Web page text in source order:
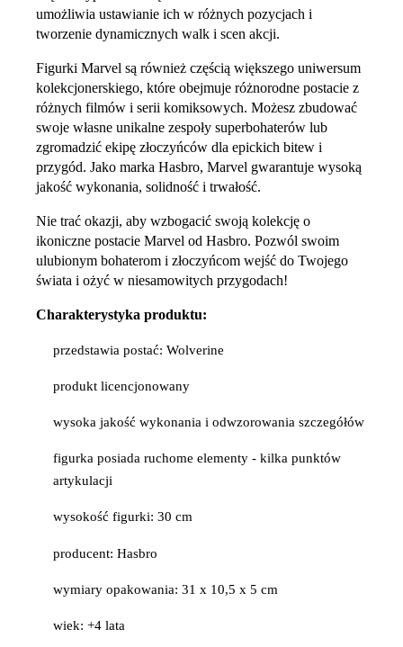
umożliwia ustawianie ich w różnych pozycjach i
tworzenie dynamicznych walk i scen akcji.
Figurki Marvel są również częścią większego uniwersum
kolekcjonerskiego, które obejmuje różnorodne postacie z
różnych filmów i serii komiksowych. Możesz zbudować
swoje własne unikalne zespoły superbohaterów lub
zgromadzić ekipę złoczyńców dla epickich bitew i
przygód. Jako marka Hasbro, Marvel gwarantuje wysoką
jakość wykonania, solidność i trwałość.
Nie trać okazji, aby wzbogacić swoją kolekcję o
ikoniczne postacie Marvel od Hasbro. Pozwól swoim
ulubionym bohaterom i złoczyńcom wejść do Twojego
świata i ożyć w niesamowitych przygodach!
Charakterystyka produktu:
przedstawia postać: Wolverine
produkt licencjonowany
wysoka jakość wykonania i odwzorowania szczegółów
figurka posiada ruchome elementy - kilka punktów
artykulacji
wysokość figurki: 30 cm
producent: Hasbro
wymiary opakowania: 31 x 10,5 x 5 cm
wiek: +4 lata